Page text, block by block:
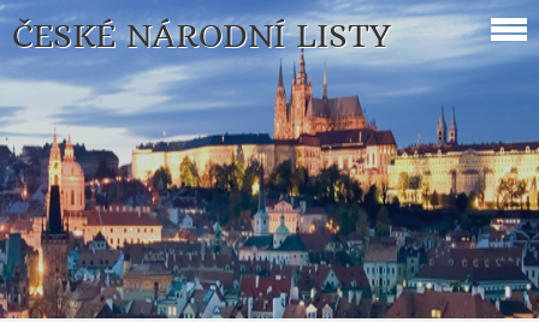
ČESKÉ NÁRODNÍ LISTY